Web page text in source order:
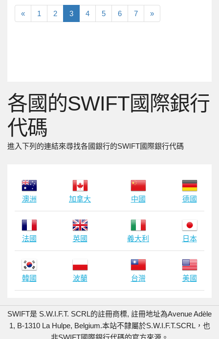
« 1 2 3 4 5 6 7 »
各國的SWIFT國際銀行
代碼
進入下列的連結來尋找各國銀行的SWIFT國際銀行代碼
澳洲 加拿大 中國 德國
法國 英國 義大利 日本
韓國 波蘭 台灣 美國
SWIFT是 S.W.I.F.T. SCRL的註冊商標, 註冊地址為Avenue Adèle
1, B-1310 La Hulpe, Belgium.本站不隸屬於S.W.I.F.T.SCRL，也
非SWIFT國際銀行代碼的官方來源。